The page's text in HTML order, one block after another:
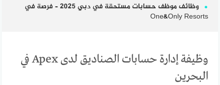
وظائف موظف حسابات مستحقة في دبي 2025 – فرصة في
One&Only Resorts
وظيفة إدارة حسابات الصناديق لدى Apex في
البحرين